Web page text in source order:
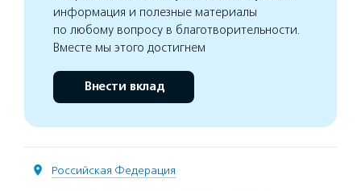
информация и полезные материалы
по любому вопросу в благотворительности.
Вместе мы этого достигнем
Внести вклад
Российская Федерация